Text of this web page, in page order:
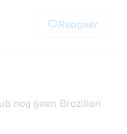
Reageer
nog geen Brazilian